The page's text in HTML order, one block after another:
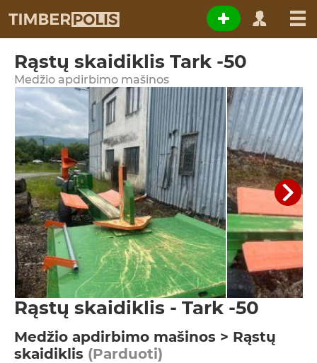
Rąstų skaidiklis Tark -50
Medžio apdirbimo mašinos
Rąstų skaidiklis - Tark -50
Medžio apdirbimo mašinos > Rąstų
skaidiklis (Parduoti)